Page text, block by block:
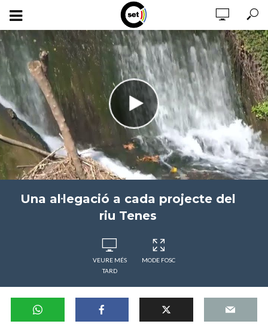
Una al·legació a cada projecte del
riu Tenes
VEURE MÉS
TARD
MODE FOSC